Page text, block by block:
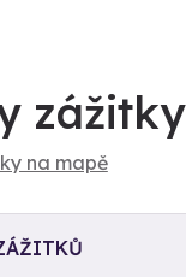
zážitky
na mapě